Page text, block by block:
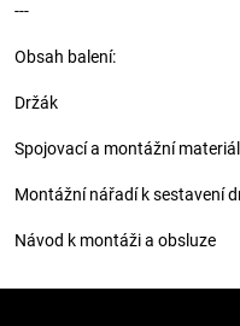
---
Obsah balení:
Držák
Spojovací a montážní materiál
Montážní nářadí k sestavení
Návod k montáži a obsluze